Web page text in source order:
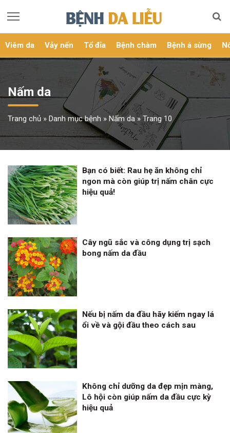
Viêm da Vảy nến Tổ đỉa Bệnh chàm Bệnh á sừng
Nấm da
Trang chủ » Danh mục bệnh » Nấm da »Trang 10
Bạn có biết: Rau hẹ ăn không chỉ
ngon mà còn giúp trị nấm chân cực
hiệu quả!
Cây ngũ sắc và công dụng trị sạch
bong nấm da đầu
Nếu bị nấm da đầu hãy kiếm ngay lá
ổi về và gội đầu theo cách sau
Không chỉ dưỡng da đẹp mịn màng,
Lô hội còn giúp nấm da đầu cực kỳ
hiệu quả